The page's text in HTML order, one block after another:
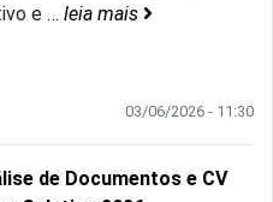
e … leia mais
03/06/2026 - 11:30
de Documentos e CV